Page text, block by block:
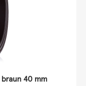
40 mm